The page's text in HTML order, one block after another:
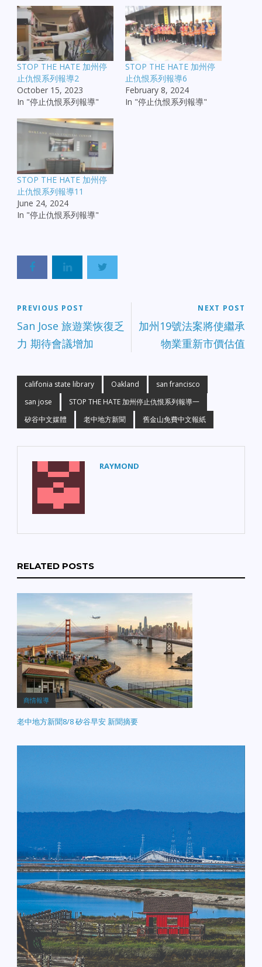
STOP THE HATE 加州停
止仇恨系列報導2
October 15, 2023
In "停止仇恨系列報導"
STOP THE HATE 加州停
止仇恨系列報導6
February 8, 2024
In "停止仇恨系列報導"
STOP THE HATE 加州停
止仇恨系列報導11
June 24, 2024
In "停止仇恨系列報導"
PREVIOUS POST
San Jose 旅遊業恢復乏
力 期待會議增加
NEXT POST
加州19號法案將使繼承
物業重新市價估值
califonia state library Oakland
san francisco
san jose
STOP THE HATE 加州停止仇恨系列報導一
矽谷中文媒體
老中地方新聞 舊金山免費中文報紙
RAYMOND
RELATED POSTS
商情報導
老中地方新聞8/8 矽谷早安 新聞摘要